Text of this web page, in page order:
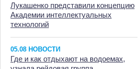
Лукашенко представили концепцию
Академии интеллектуальных
технологий
05.08 НОВОСТИ
Где и как отдыхают на водоемах,